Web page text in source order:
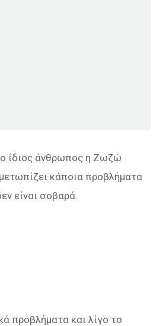
ίδιος άνθρωπος η Ζωζώ
κάποια προβλήματα
είναι σοβαρά.
προβλήματα και λίγο το